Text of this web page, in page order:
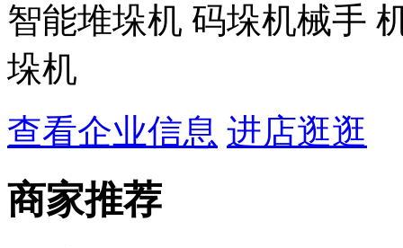
智能堆垛机 码垛机械手
垛机
查看企业信息 进店逛逛
商家推荐